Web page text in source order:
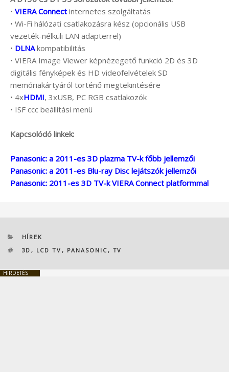
• VIERA Connect internetes szolgáltatás
• Wi-Fi hálózati csatlakozásra kész (opcionális USB
vezeték-nélküli LAN adapterrel)
• DLNAkompatibilitás
• VIERA Image Viewer képnézegető funkció 2D és 3D
digitális fényképek és HD videofelvételek SD
memóriakártyáról történő megtekintésére
• 4xHDMI, 3xUSB, PC RGB csatlakozók
• ISF ccc beállítási menü
Kapcsolódó linkek:
Panasonic: a 2011-es 3D plazma TV-k főbb jellemzői
Panasonic: a 2011-es Blu-ray Disc lejátszók jellemzői
Panasonic: 2011-es 3D TV-k VIERA Connect platformmal
KATEGÓRIÁK
HÍREK
CÍMKÉK
3D , LCD TV , PANASONIC, TV
HIRDETÉS